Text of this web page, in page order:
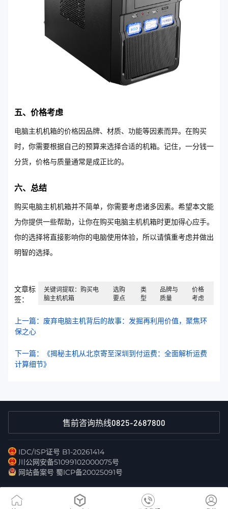
五、价格考虑
电脑主机机箱的价格因品牌、材质、功能等因素而异。在购买
时，你需要根据自己的预算来选择合适的机箱。记住，一分钱一
分货，价格与质量通常是成正比的。
六、总结
购买电脑主机机箱并不简单，你需要考虑诸多因素。希望本文能
为你提供一些帮助，让你在购买电脑主机机箱时更加得心应手。
你的选择将直接影响你的电脑使用体验，所以请慎重考虑并做出
明智的选择。
文章标
签：
关键词提取：购买电
脑主机机箱
选购
要点
类
型
品牌与
质量
价格
考虑
上一篇：废弃电脑主机背后的故事：发掘再利用价值，聚焦环
保之心
下一篇：《揭秘主机从北京寄至深圳到付运费：全面解析运费
计算细节》
售前咨询热线0825-2687800
IDC/ISP证号 B1-20261414
川公网安备51099102000075号
网站备案号 蜀ICP备20025091号